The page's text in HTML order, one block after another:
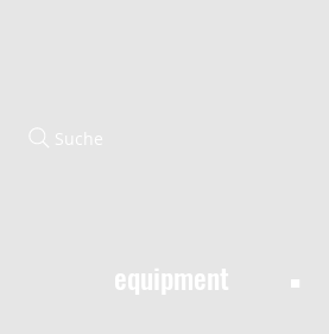
·
equipment
Suche